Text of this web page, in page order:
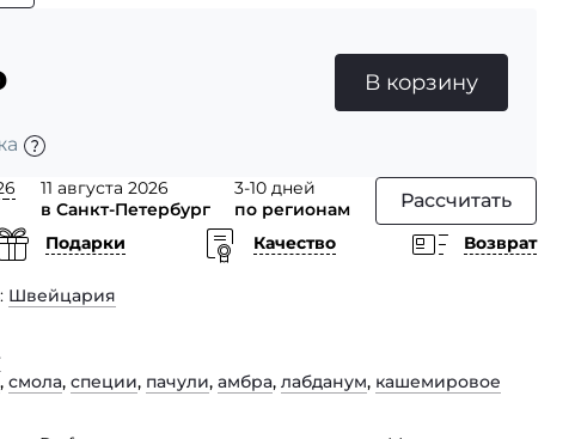
В корзину
11 августа 2026
в Санкт-Петербург
3-10 дней
по регионам
Рассчитать
Подарки Качество
Возврат
Швейцария
, смола, специи, пачули, амбра, лабданум, кашемировое